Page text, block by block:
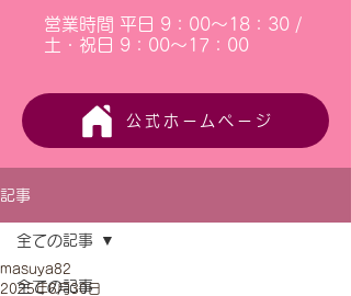
営業時間 平日 9：00～18：30 /
土・祝日 9：00～17：00
公式ホームページ
記事
全ての記事
全ての記事
masuya82
2025年6月30日